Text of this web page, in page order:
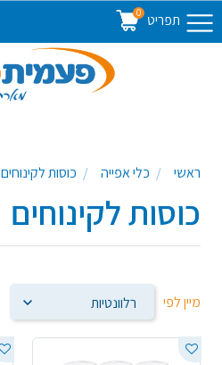
תפריט 0
ראשי כלי אפייה כוסות לקינוחים
כוסות לקינוחים
מיין לפי